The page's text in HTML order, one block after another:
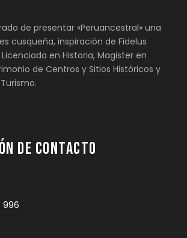
de presentar «Peruancestral» una
cusqueña, inspiración de Fidelus
en Historia, Magister en
de Centros y Sitios Históricos y
DE CONTACTO
996